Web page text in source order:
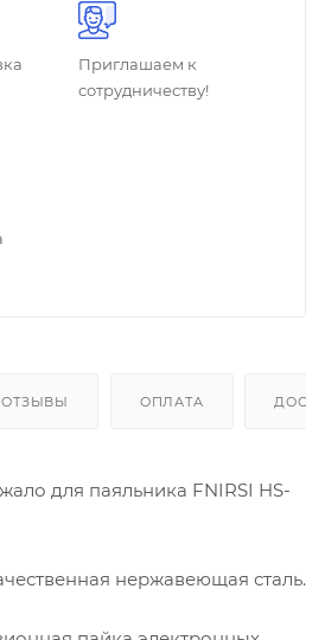
Приглашаем к
сотрудничеству!
ОТЗЫВЫ ОПЛАТА
для паяльника FNIRSI HS-
нержавеющая сталь.